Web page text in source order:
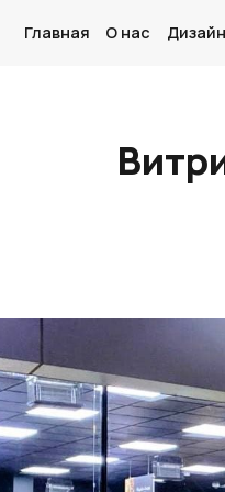
Главная О нас